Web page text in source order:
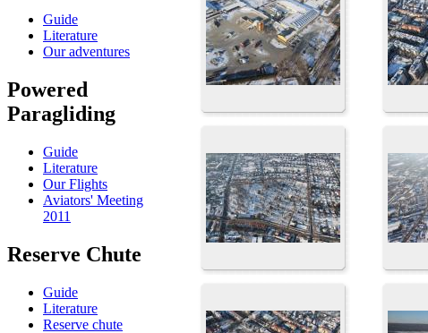
Guide
Literature
Our adventures
Powered
Paragliding
Guide
Literature
Our Flights
Aviators' Meeting
2011
Reserve Chute
Guide
Literature
Reserve chute